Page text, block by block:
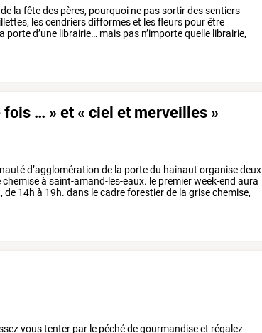
de la fêtedes pères, pourquoi ne passortirdessentiers
lescendriersdifformeset lesfleurs pourêtre
la ported’une librairie… mais pas n’importequelle librairie,
… » et « ciel et merveilles »
d’agglomération de la portedu hainaut organisedeux
chemiseà saint-amand-les-eaux. le premierweek-end aura
de 14h à 19h. dans lecadreforestierde la grisechemise,
voustenter par le péchédegourmandiseet régalez-